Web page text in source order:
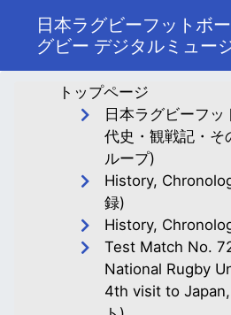
日本ラグビーフットボ
グビー デジタルミュー
トップページ
日本ラグビーフ
代史・観戦記・そ
ループ)
History,
録)
History,
Test Match No.
National Rugby
4th visit to